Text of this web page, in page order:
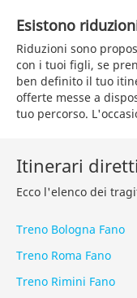
Esistono
Riduzioni sono
con i tuoi figli, se
ben definito il tuo
offerte messe a
tuo percorso.
Itinerari
Ecco l'elenco dei
Treno Bologna Fano
Treno Roma Fano
Treno Rimini Fano